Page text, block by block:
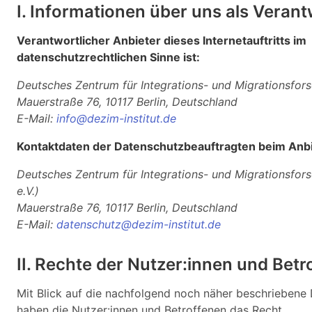
I. Informationen über uns als
Verantwortlicher Anbieter dieses Internetauftritts im
datenschutzrechtlichen Sinne ist:
Deutsches Zentrum für Integrations- und
Mauerstraße 76, 10117 Berlin, Deutschland
E-Mail: info@dezim-institut.de
Kontaktdaten der Datenschutzbeauftragten beim
Deutsches Zentrum für Integrations- und
e.V.)
Mauerstraße 76, 10117 Berlin, Deutschland
E-Mail: datenschutz@dezim-institut.de
II. Rechte der Nutzer:innen und
Mit Blick auf die nachfolgend noch näher beschriebene